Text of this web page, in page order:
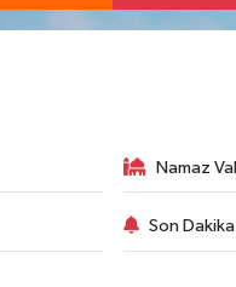
Namaz
Son